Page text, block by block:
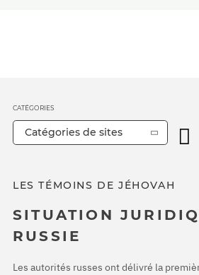
LES TÉMOINS DE JÉHOVAH
SITUATION
RUSSIE
Les autorités russes ont délivré la
CATÉGORIES
Catégories de sites